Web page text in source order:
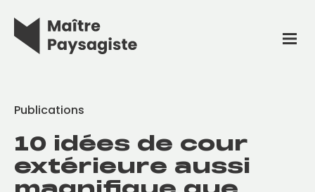
Publications
10 idées de cour
extérieure aussi